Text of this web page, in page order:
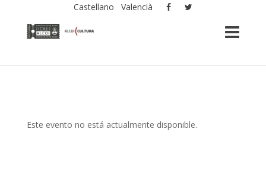
Castellano Valencià
Este evento no está actualmente disponible.